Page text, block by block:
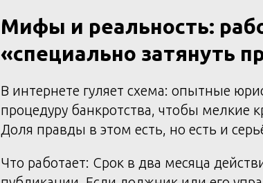
Мифы и реальность:
«специально затянуть
В интернете гуляет схема: опытные
процедуру банкротства, чтобы мелкие
Доля правды в этом есть, но есть и
Что работает: Срок в два месяца